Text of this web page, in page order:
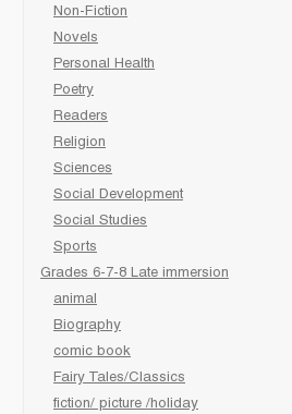
Non-Fiction
Novels
Personal Health
Poetry
Readers
Religion
Sciences
Social Development
Social Studies
Sports
Grades 6-7-8 Late immersion
animal
Biography
comic book
Fairy Tales/Classics
fiction/ picture /holiday